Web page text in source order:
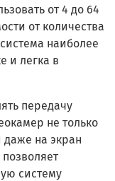
от 4 до 64
от количества
наиболее
и легка в
передачу
не только
на экран
систему